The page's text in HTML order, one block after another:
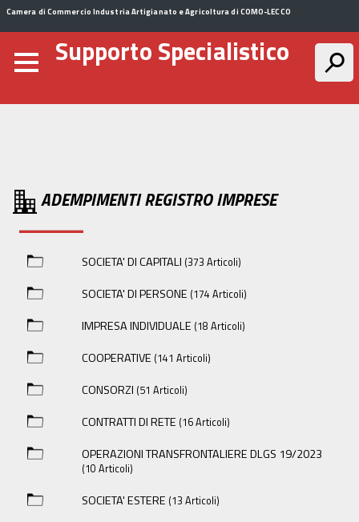
Camera di Commercio Industria Artigianato e Agricoltura di COMO-LECCO
Supporto Specialistico
ADEMPIMENTI REGISTRO IMPRESE
SOCIETA' DI CAPITALI (373 Articoli)
SOCIETA' DI PERSONE (174 Articoli)
IMPRESA INDIVIDUALE (18 Articoli)
COOPERATIVE (141 Articoli)
CONSORZI (51 Articoli)
CONTRATTI DI RETE (16 Articoli)
OPERAZIONI TRANSFRONTALIERE DLGS 19/2023
(10 Articoli)
SOCIETA' ESTERE (13 Articoli)